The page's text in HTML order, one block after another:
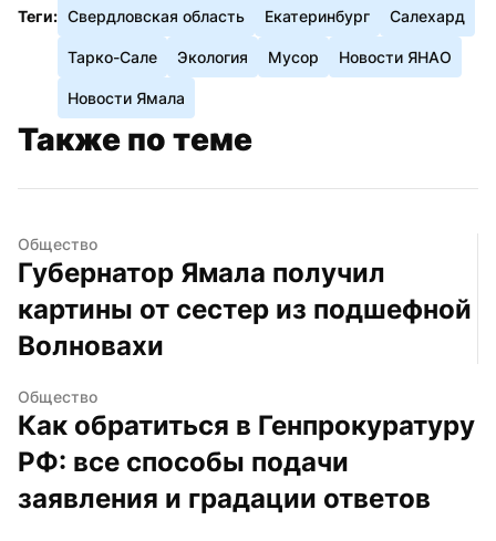
Теги: Свердловская область Екатеринбург Салехард
Тарко-Сале Экология Мусор Новости ЯНАО
Новости Ямала
Также по теме
Общество
Губернатор Ямала получил
картины от сестер из подшефной
Волновахи
Общество
Как обратиться в Генпрокуратуру
РФ: все способы подачи
заявления и градации ответов